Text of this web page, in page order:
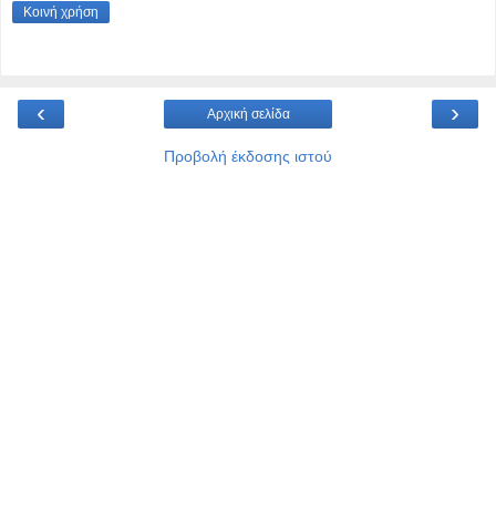
Κοινή χρήση
‹ ›
Αρχική σελίδα
Προβολή έκδοσης ιστού